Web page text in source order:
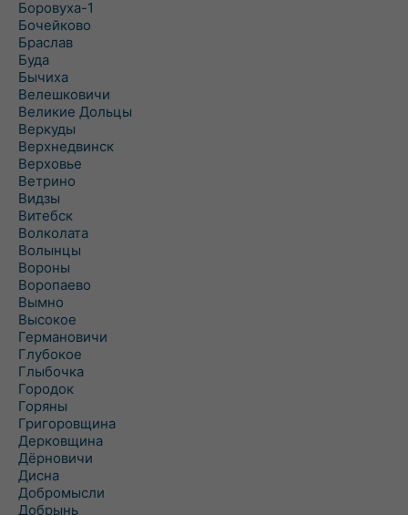
Боровуха-1
Бочейково
Браслав
Буда
Бычиха
Велешковичи
Великие Дольцы
Веркуды
Верхнедвинск
Верховье
Ветрино
Видзы
Витебск
Волколата
Волынцы
Вороны
Воропаево
Вымно
Высокое
Германовичи
Глубокое
Глыбочка
Городок
Горяны
Григоровщина
Дерковщина
Дёрновичи
Дисна
Добромысли
Добрынь